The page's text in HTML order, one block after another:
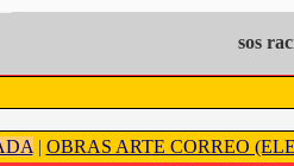
sos
| OBRAS ARTE CORREO